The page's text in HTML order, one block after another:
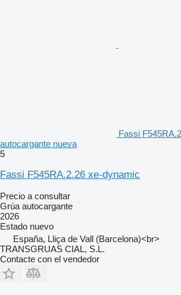
Fassi
autocargante nueva
5
Fassi F545RA.2.26 xe-dynamic
Precio a consultar
Grúa autocargante
2026
Estado nuevo
España, Lliça de Vall (Barcelona)<br>
TRANSGRUAS CIAL, S.L.
Contacte con el vendedor